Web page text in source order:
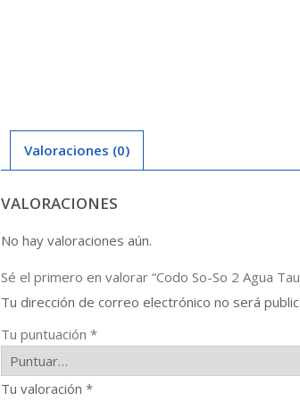
Valoraciones (0)
VALORACIONES
No hay valoraciones aún.
Sé el primero en valorar “Codo So-So 2 Agua
Tu dirección de correo electrónico no será
Tu puntuación *
Tu valoración *